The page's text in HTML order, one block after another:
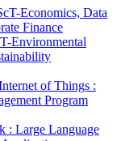
Economics, Data
Finance
Environmental
of Things :
Program
: Large Language